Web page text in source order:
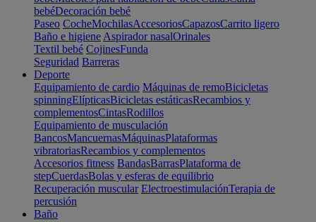
bebéDecoración bebé
Paseo CocheMochilasAccesoriosCapazosCarrito ligero
Baño e higiene Aspirador nasalOrinales
Textil bebé CojinesFunda
Seguridad Barreras
Deporte
Equipamiento de cardio Máquinas de remoBicicletas
spinningElípticasBicicletas estáticasRecambios y
complementosCintasRodillos
Equipamiento de musculación
BancosMancuernasMáquinasPlataformas
vibratoriasRecambios y complementos
Accesorios fitness BandasBarrasPlataforma de
stepCuerdasBolas y esferas de equilibrio
Recuperación muscular ElectroestimulaciónTerapia de
percusión
Baño